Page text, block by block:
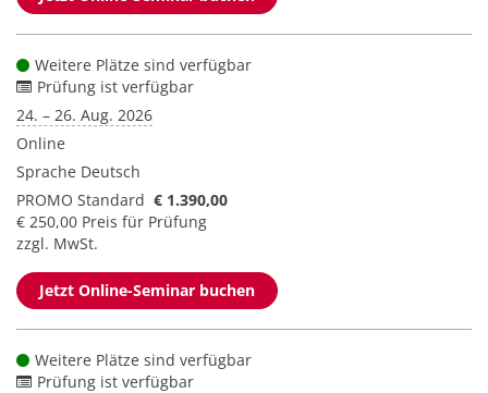
Weitere Plätze sind verfügbar
Prüfung ist verfügbar
24. – 26. Aug. 2026
Online
Sprache Deutsch
PROMO Standard € 1.390,00
€ 250,00 Preis für Prüfung
zzgl. MwSt.
Jetzt Online-Seminar buchen
Weitere Plätze sind verfügbar
Prüfung ist verfügbar